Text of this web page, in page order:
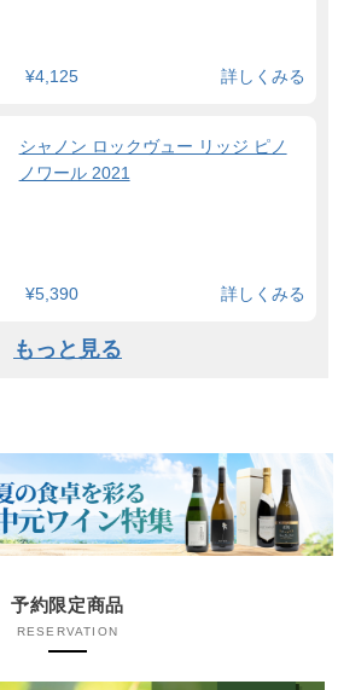
¥4,125 詳しくみる
シャノン ロックヴュー リッジ ピノ
ノワール 2021
¥5,390 詳しくみる
もっと見る
予約限定商品
RESERVATION